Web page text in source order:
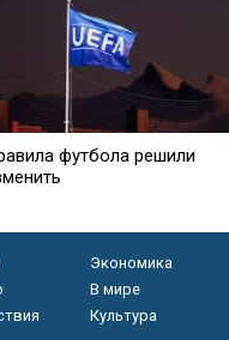
футбола решили
Экономика
В мире
Культура